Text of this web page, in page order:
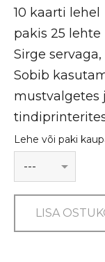
10 kaarti lehel
pakis 25 lehte
Sirge
Sobib
mustvalgetes
Lehe või paki
LISA